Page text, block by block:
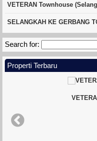
VETERAN Townhouse
SELANGKAH KE GERBANG
Search for:
Properti Terbaru